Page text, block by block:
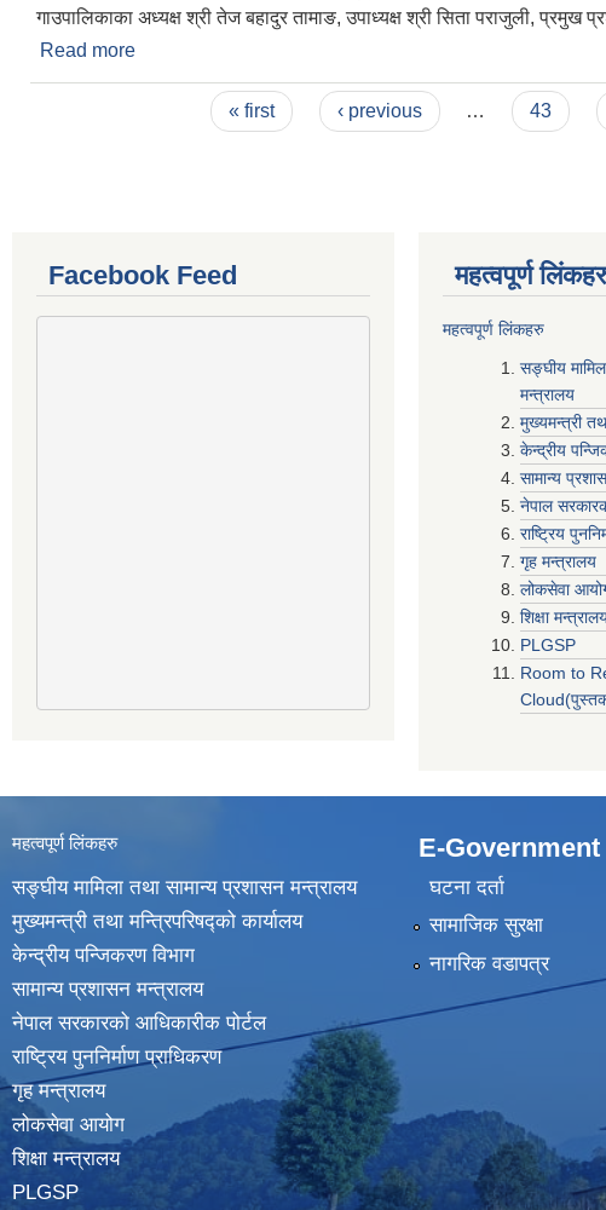
गाउपालिकाका अध्यक्ष श्री तेज बहादुर तामाङ, उपाध्यक्ष श्री सिता पराजुली, प्रमुख
Read more
« first ‹ previous … 43
Facebook Feed महत्वपूर्ण
महत्वपूर्ण लिंकहरु
सङ्घीय
मन्त्रालय
मुख्यमन्त्री
केन्द्रीय
सामान्य
नेपाल
राष्ट्रिय
गृह मन्त्रालय
लोकसेवा
शिक्षा
PLGSP
Room to
महत्वपूर्ण लिंकहरु
सङ्घीय मामिला तथा सामान्य प्रशासन मन्त्रालय
मुख्यमन्त्री तथा मन्त्रिपरिषद्‍को कार्यालय
केन्द्रीय पन्जिकरण विभाग
सामान्य प्रशासन मन्त्रालय
नेपाल सरकारको आधिकारीक पोर्टल
राष्ट्रिय पुननिर्माण प्राधिकरण
गृह मन्त्रालय
लोकसेवा आयोग
शिक्षा मन्त्रालय
PLGSP
E-
घटना दर्ता
सामाजिक सुरक्षा
नागरिक वडापत्र